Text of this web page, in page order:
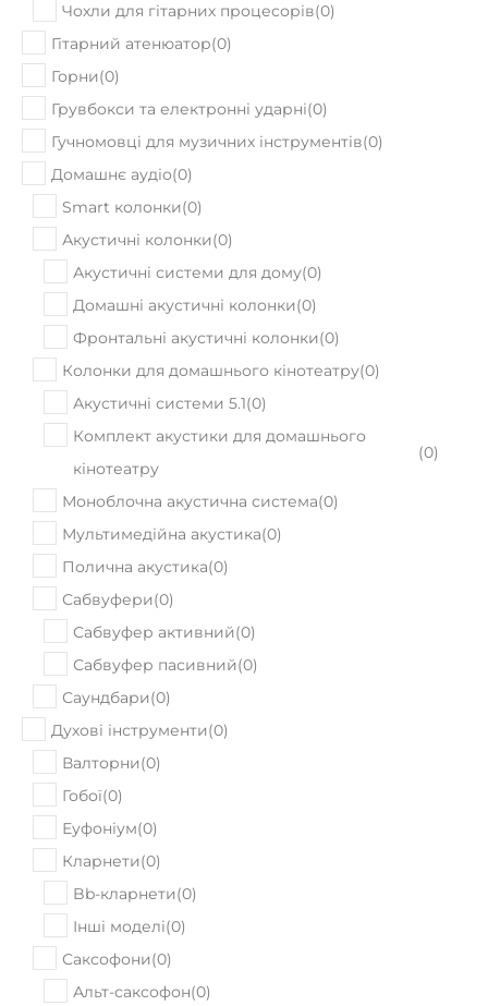
Чохли для гітарних процесорів(0)
Гітарний атенюатор(0)
Горни(0)
Грувбокси та електронні ударні(0)
Гучномовці для музичних інструментів(0)
Домашнє аудіо(0)
Smart колонки(0)
Акустичні колонки(0)
Акустичні системи для дому(0)
Домашні акустичні колонки(0)
Фронтальні акустичні колонки(0)
Колонки для домашнього кінотеатру(0)
Акустичні системи 5.1(0)
Комплект акустики для домашнього
кінотеатру
(0)
Моноблочна акустична система(0)
Мультимедійна акустика(0)
Полична акустика(0)
Сабвуфери(0)
Сабвуфер активний(0)
Сабвуфер пасивний(0)
Саундбари(0)
Духові інструменти(0)
Валторни(0)
Гобої(0)
Еуфоніум(0)
Кларнети(0)
Bb-кларнети(0)
Інші моделі(0)
Саксофони(0)
Альт-саксофон(0)